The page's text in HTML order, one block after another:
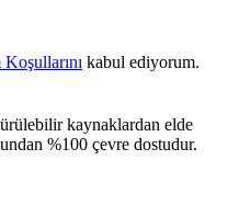
kabul ediyorum.
kaynaklardan elde
%100 çevre dostudur.